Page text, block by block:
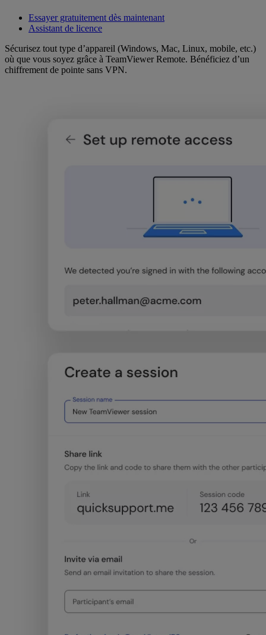
Essayer gratuitement dès maintenant
Assistant de licence
Sécurisez tout type d’appareil (Windows, Mac, Linux, mobile, etc.)
où que vous soyez grâce à TeamViewer Remote. Bénéficiez d’un
chiffrement de pointe sans VPN.